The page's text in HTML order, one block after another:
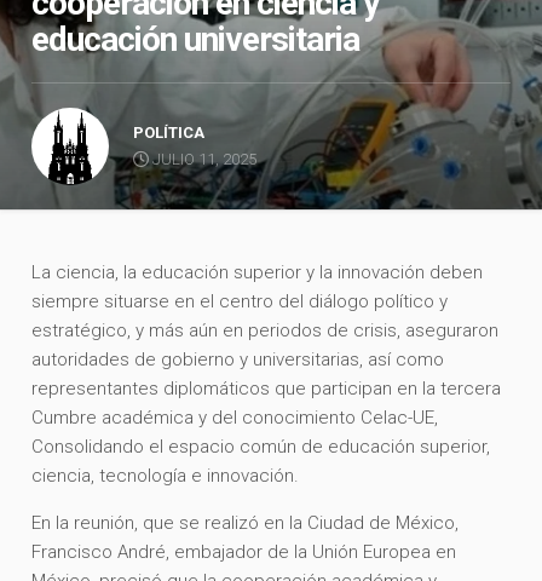
educación universitaria
POLÍTICA
JULIO 11, 2025
La ciencia, la educación superior y la innovación deben
siempre situarse en el centro del diálogo político y
estratégico, y más aún en periodos de crisis, aseguraron
autoridades de gobierno y universitarias, así como
representantes diplomáticos que participan en la tercera
Cumbre académica y del conocimiento Celac-UE,
Consolidando el espacio común de educación superior,
ciencia, tecnología e innovación.
En la reunión, que se realizó en la Ciudad de México,
Francisco André, embajador de la Unión Europea en